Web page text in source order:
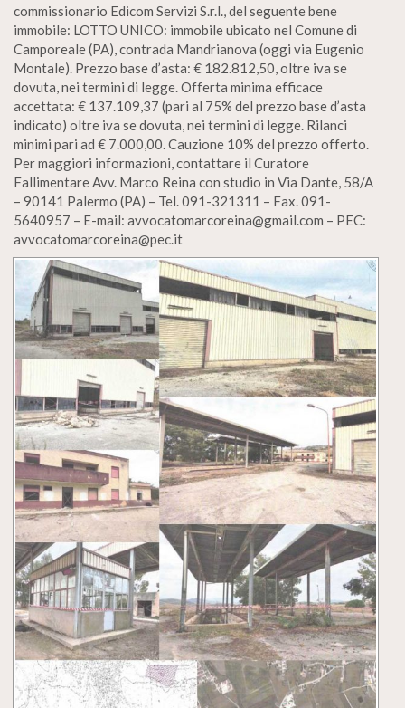
commissionario Edicom Servizi S.r.l., del seguente bene
immobile: LOTTO UNICO: immobile ubicato nel Comune di
Camporeale (PA), contrada Mandrianova (oggi via Eugenio
Montale). Prezzo base d’asta: € 182.812,50, oltre iva se
dovuta, nei termini di legge. Offerta minima efficace
accettata: € 137.109,37 (pari al 75% del prezzo base d’asta
indicato) oltre iva se dovuta, nei termini di legge. Rilanci
minimi pari ad € 7.000,00. Cauzione 10% del prezzo offerto.
Per maggiori informazioni, contattare il Curatore
Fallimentare Avv. Marco Reina con studio in Via Dante, 58/A
– 90141 Palermo (PA) – Tel. 091-321311 – Fax. 091-
5640957 – E-mail: avvocatomarcoreina@gmail.com – PEC:
avvocatomarcoreina@pec.it